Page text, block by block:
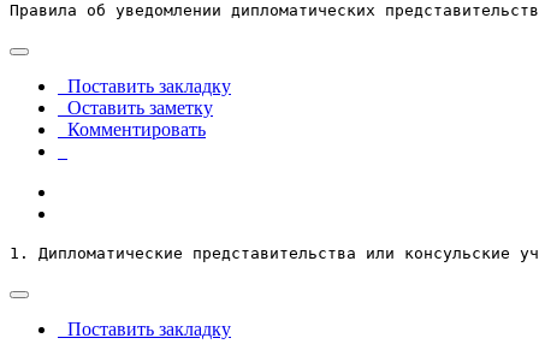
Правила об уведомлении дипломатических
Поставить закладку
Оставить заметку
Комментировать
1. Дипломатические представительства или консульские
Поставить закладку